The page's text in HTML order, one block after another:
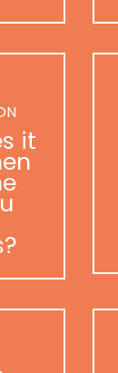
it